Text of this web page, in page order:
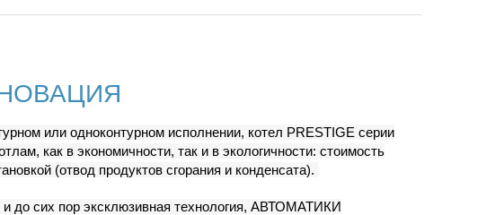
или одноконтурном исполнении, котел PRESTIGE серии
как в экономичности, так и в экологичности: стоимость
(отвод продуктов сгорания и конденсата).
сих пор эксклюзивная технология, АВТОМАТИКИ